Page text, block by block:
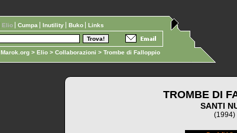
Marok.org > Elio > Collaborazioni > Trombe di Falloppio
Elio Cumpa Inutility Buko Links
TROMBE DI
SANTI
(1994)